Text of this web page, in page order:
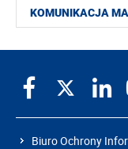
KOMUNIKACJA
Biuro Ochrony